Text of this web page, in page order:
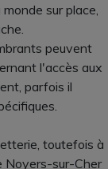
sur place,
peuvent
l'accès aux
parfois il
toutefois à
Noyers-sur-Cher